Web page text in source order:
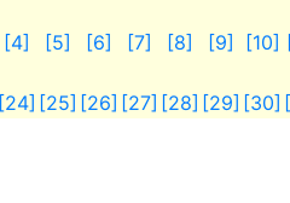
[4] [5] [6] [7] [8] [9] [10]
[24] [25] [26] [27] [28] [29] [30]